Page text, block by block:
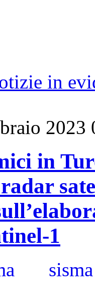
in
2023
in
1